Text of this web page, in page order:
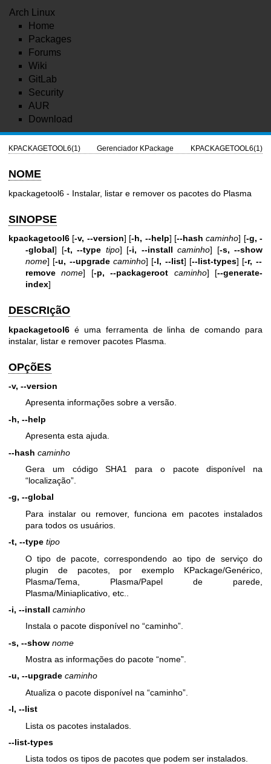
Arch Linux
Home
Packages
Forums
Wiki
GitLab
Security
AUR
Download
KPACKAGETOOL6(1) Gerenciador KPackage KPACKAGETOOL6(1)
NOME
kpackagetool6 - Instalar, listar e remover os pacotes do Plasma
SINOPSE
kpackagetool6 [-v, --version] [-h, --help] [--hash caminho] [-g, -
-global] [-t, --type tipo] [-i, --install caminho] [-s, --show
nome] [-u, --upgradecaminho] [-l, --list] [--list-types] [-r, --
remove nome] [-p, --packageroot caminho] [--generate-
index]
DESCRIçãO
kpackagetool6 é uma ferramenta de linha de comando para
instalar, listar e remover pacotes Plasma.
OPçõES
-v, --version
Apresenta informações sobre a versão.
-h, --help
Apresenta esta ajuda.
--hash caminho
Gera um código SHA1 para o pacote disponível na
“localização”.
-g, --global
Para instalar ou remover, funciona em pacotes instalados
para todos os usuários.
-t, --type tipo
O tipo de pacote, correspondendo ao tipo de serviço do
plugin de pacotes, por exemplo KPackage/Genérico,
Plasma/Tema, Plasma/Papel de parede,
Plasma/Miniaplicativo, etc..
-i, --install caminho
Instala o pacote disponível no “caminho”.
-s, --show nome
Mostra as informações do pacote “nome”.
-u, --upgrade caminho
Atualiza o pacote disponível na “caminho”.
-l, --list
Lista os pacotes instalados.
--list-types
Lista todos os tipos de pacotes que podem ser instalados.